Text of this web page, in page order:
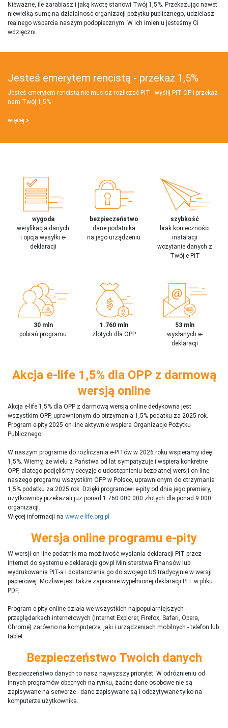
Nieważne, ile zarabiasz i jaką kwotę stanowi Twój 1,5%. Przekazując nawet
niewielką sumę na działalnosć organizacji pożytku publicznego, udzielasz
realnego wsparcia naszym podopiecznym. W ich imieniu jesteśmy Ci
wdzięczni.
Jesteś emerytem rencistą - przekaż 1,5%
Jesteś emerytem rencistą nie musisz rozliczać PIT - wyślij PIT‑OP i przekaż
nam Twój 1,5%
więcej
wygoda
weryfikacja danych
i opcja wysyłki e-
deklaracji
bezpieczeństwo
dane podatnika
na jego urządzeniu
szybkość
brak konieczności
instalacji
wczytanie danych z
Twój e-PIT
30 mln
pobrań programu
1.760 mln
złotych dla OPP
53 mln
wysłanych e-
deklaracji
Akcja e-life 1,5% dla OPP z darmową
wersją online
Akcja e-life 1,5% dla OPP z darmową wersją online dedykowna jest
wszystkim OPP, uprawnionym do otrzymania 1,5% podatku za 2025 rok.
Program e-pity 2025 on-line aktywnie wspiera Organizacje Pożytku
Publicznego.
W naszym programie do rozliczania e-PITów w 2026 roku wspieramy ideę
1,5%. Wiemy, że wielu z Państwa od lat sympatyzuje i wspiera konkretne
OPP, dlatego podjęliśmy decyzję o udostępnieniu bezpłatnej wersji on-line
naszego programu wszystkim OPP w Polsce, uprawnionym do otrzymania
1,5% podatku za 2025 rok. Dzięki programowi e-pity od dnia jego premiery,
użytkownicy przekazali już ponad 1 760 000 000 złotych dla ponad 9 000
organizacji.
Więcej informacji na www.e-life.org.pl
Wersja online programu e-pity
W wersji on-line podatnik ma możliwość wysłania deklaracji PIT przez
Internet do systemu e-deklaracje.gov.pl Ministerstwa Finansów lub
wydrukowania PIT-a i dostarczenia go do swojego US tradycyjnie w wersji
papierowej. Możliwe jest także zapisanie wypełnionej deklaracji PIT w pliku
PDF.
Program e-pity online działa we wszystkich najpopularniejszych
przeglądarkach internetowych (Internet Explorer, Firefox, Safari, Opera,
Chrome) zarówno na komputerze, jaki i urządzeniach mobilnych - telefon lub
tablet..
Bezpieczeństwo Twoich danych
Bezpieczeństwo danych to nasz najwyższy priorytet. W odróżnieniu od
innych programów obecnych na rynku, żadne dane osobowe nie są
zapisywane na serwerze - dane zapisywane są i odczytywane tylko na
komputerze użytkownika.